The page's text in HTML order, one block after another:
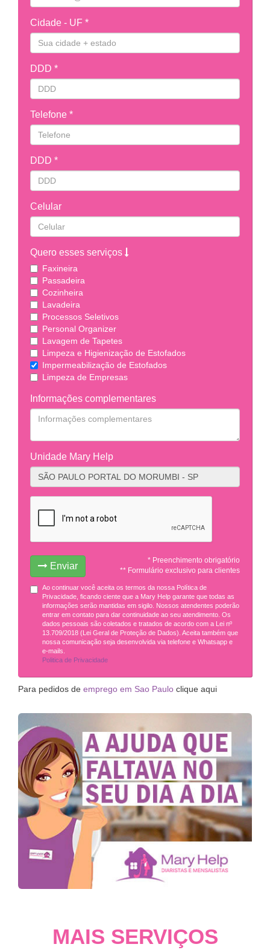
Cidade - UF *
DDD *
Telefone *
DDD *
Celular
Quero esses serviços
Faxineira
Passadeira
Cozinheira
Lavadeira
Processos Seletivos
Personal Organizer
Lavagem de Tapetes
Limpeza e Higienização de Estofados
Impermeabilização de Estofados
Limpeza de Empresas
Informações complementares
Unidade Mary Help
Enviar
* Preenchimento obrigatório
** Formulário exclusivo para clientes
Ao continuar você aceita os termos da nossa Política de
Privacidade, ficando ciente que a Mary Help garante que todas as
informações serão mantidas em sigilo. Nossos atendentes poderão
entrar em contato para dar continuidade ao seu atendimento. Os
dados pessoais são coletados e tratados de acordo com a Lei nº
13.709/2018 (Lei Geral de Proteção de Dados). Aceita também que
nossa comunicação seja desenvolvida via telefone e Whatsapp e
e-mails.
Politica de Privacidade
Para pedidos de emprego em Sao Paulo clique aqui
MAIS SERVIÇOS